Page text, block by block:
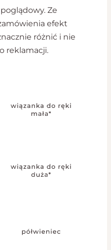
Ze
efekt
różnić i nie
reklamacji.